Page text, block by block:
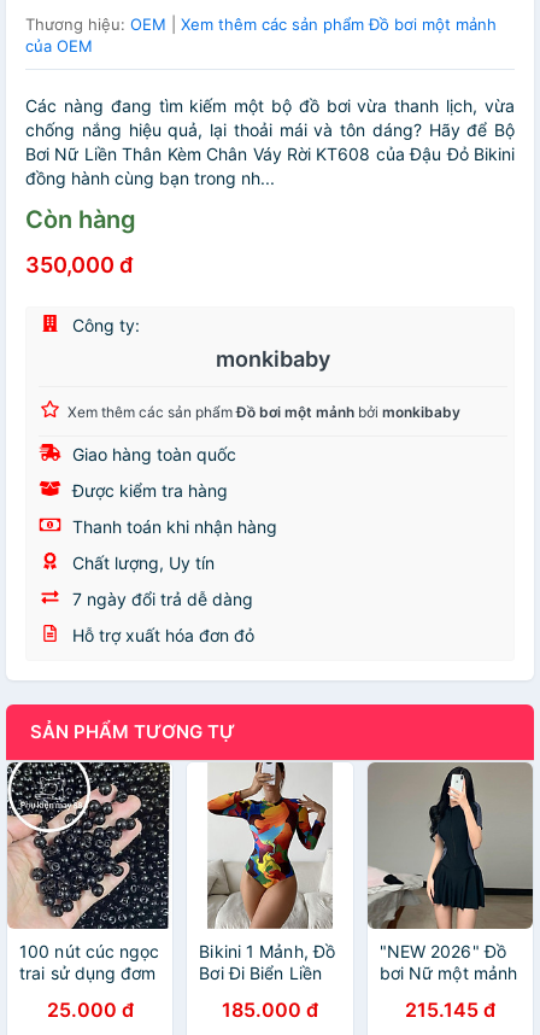
Thương hiệu: OEM
Xem thêm các sản phẩm Đồ bơi một mảnh
của OEM
Các nàng đang tìm kiếm một bộ đồ bơi vừa thanh lịch, vừa
chống nắng hiệu quả, lại thoải mái và tôn dáng? Hãy để Bộ
Bơi Nữ Liền Thân Kèm Chân Váy Rời KT608 của Đậu Đỏ Bikini
đồng hành cùng bạn trong nh...
Còn hàng
350,000 đ
Công ty:
monkibaby
Xem thêm các sản phẩmĐồ bơi một mảnh bởi monkibaby
Giao hàng toàn quốc
Được kiểm tra hàng
Thanh toán khi nhận hàng
Chất lượng, Uy tín
7 ngày đổi trả dễ dàng
Hỗ trợ xuất hóa đơn đỏ
SẢN PHẨM TƯƠNG TỰ
100 nút cúc ngọc
trai sử dụng đơm
25.000 đ
Bikini 1 Mảnh, Đồ
Bơi Đi Biển Liền
Nhiều Màu Giấu
185.000 đ
"NEW 2026" Đồ
bơi Nữ một mảnh
váy có khóa kéo
215.145 đ